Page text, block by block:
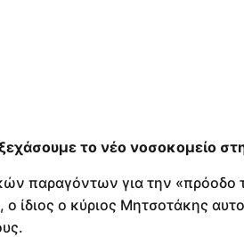
το νέο νοσοκομείο
παραγόντων για την «πρόοδο
ίδιος ο κύριος Μητσοτάκης